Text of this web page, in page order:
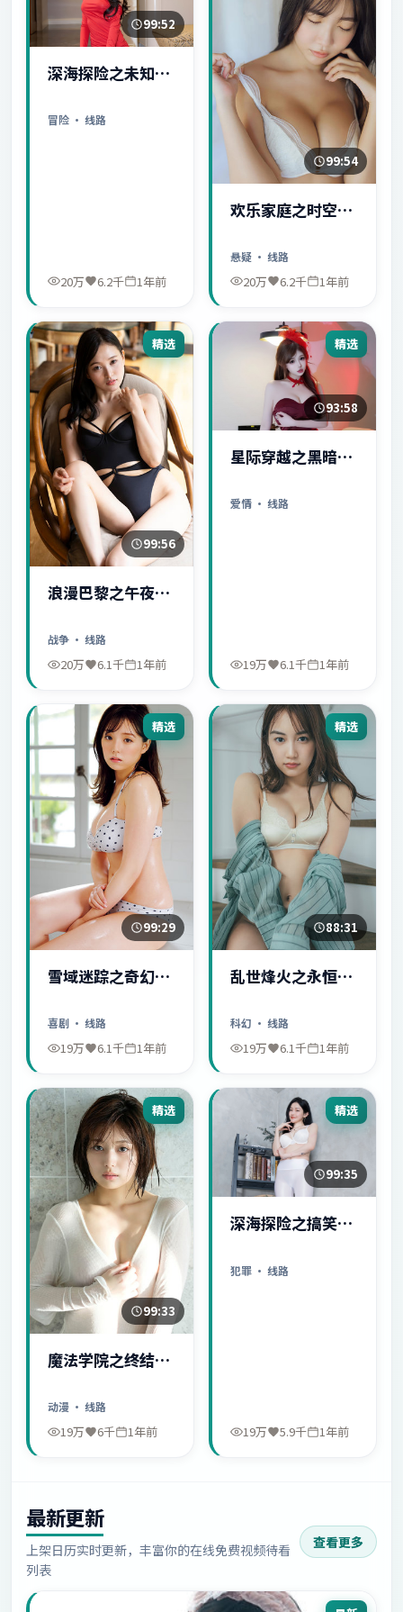
99:52
深海探险之未知世
冒险 · 线路
20万 6.2千 1年前
99:54
欢乐家庭之时空守
悬疑 · 线路
20万 6.2千 1年前
精选
99:56
浪漫巴黎之午夜惊
战争 · 线路
20万 6.1千 1年前
精选
93:58
星际穿越之黑暗秘
爱情 · 线路
19万 6.1千 1年前
精选
99:29
雪域迷踪之奇幻冒
喜剧 · 线路
19万 6.1千 1年前
精选
88:31
乱世烽火之永恒爱
科幻 · 线路
19万 6.1千 1年前
精选
99:33
魔法学院之终结序
动漫 · 线路
19万 6千 1年前
精选
99:35
深海探险之搞笑日
犯罪 · 线路
19万 5.9千 1年前
最新更新
上架日历实时更新，丰富你的在线免费视频待看
列表
查看更多